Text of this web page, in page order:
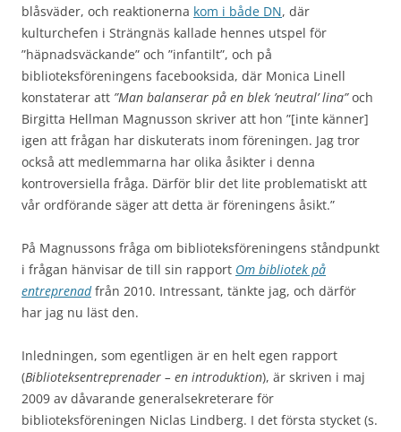
blåsväder, och reaktionerna kom i både DN, där
kulturchefen i Strängnäs kallade hennes utspel för
”häpnadsväckande” och ”infantilt”, och på
biblioteksföreningens facebooksida, där Monica Linell
konstaterar att ”Man balanserar på en blek ’neutral’ lina”och
Birgitta Hellman Magnusson skriver att hon ”[inte känner]
igen att frågan har diskuterats inom föreningen. Jag tror
också att medlemmarna har olika åsikter i denna
kontroversiella fråga. Därför blir det lite problematiskt att
vår ordförande säger att detta är föreningens åsikt.”
På Magnussons fråga om biblioteksföreningens ståndpunkt
i frågan hänvisar de till sin rapport Om bibliotek på
entreprenadfrån 2010. Intressant, tänkte jag, och därför
har jag nu läst den.
Inledningen, som egentligen är en helt egen rapport
(Biblioteksentreprenader – en introduktion), är skriven i maj
2009 av dåvarande generalsekreterare för
biblioteksföreningen Niclas Lindberg. I det första stycket (s.